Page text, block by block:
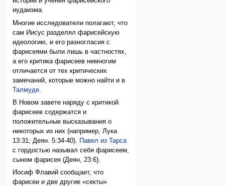
иудаизма.
Многие исследователи полагают, что
сам Иисус разделял фарисейскую
идеологию, и его разногласия с
фарисеями были лишь в частностях,
а его критика фарисеев немногим
отличается от тех критических
замечаний, которые можно найти и в
Талмуде
В Новом завете наряду с критикой
фарисеев содержатся и
положительные высказывания о
некоторых из них (например, Лука
13:31; Деян. 5:34-40).
Павел из Тарса
с гордостью называл себя фарисеем,
сыном фарисея (Деян, 23:6).
Иосиф Флавий сообщает, что
фарисеи и две другие «секты»